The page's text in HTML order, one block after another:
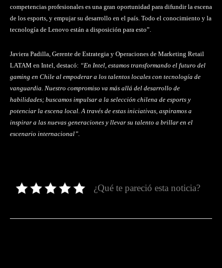
competencias profesionales es una gran oportunidad para difundir la escena
de los esports, y empujar su desarrollo en el país. Todo el conocimiento y la
tecnología de Lenovo están a disposición para esto”.
Javiera Padilla, Gerente de Estrategia y Operaciones de Marketing Retail
LATAM en Intel, destacó: “En Intel, estamos transformando el futuro del
gaming en Chile al empoderar a los talentos locales con tecnología de
vanguardia. Nuestro compromiso va más allá del desarrollo de
habilidades; buscamos impulsar a la selección chilena de esports y
potenciar la escena local. A través de estas iniciativas, aspiramos a
inspirar a las nuevas generaciones y llevar su talento a brillar en el
escenario internacional”.
¿Qué te pareció esta noticia?